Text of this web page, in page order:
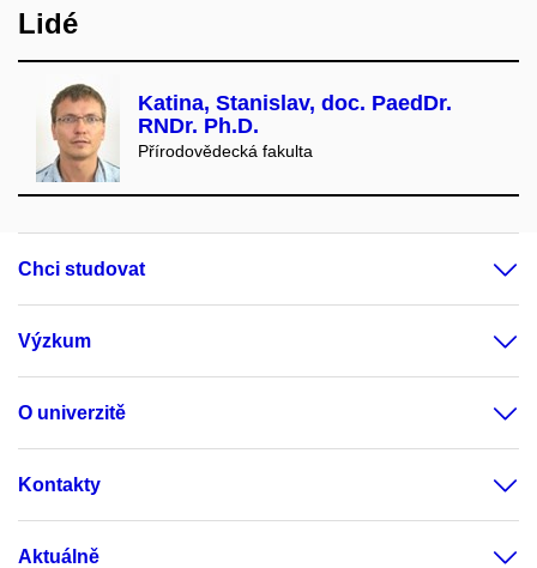
Lidé
Katina, Stanislav, doc. PaedDr.
RNDr. Ph.D.
Přírodovědecká fakulta
Chci studovat
Výzkum
O univerzitě
Kontakty
Aktuálně